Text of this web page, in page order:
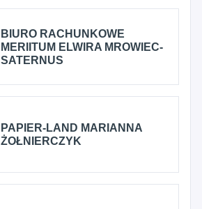
BIURO RACHUNKOWE
MERIITUM ELWIRA MROWIEC-
SATERNUS
PAPIER-LAND MARIANNA
ŻOŁNIERCZYK